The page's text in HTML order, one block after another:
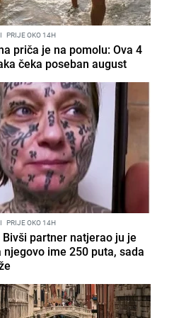
I PRIJE OKO 14H
priča je na pomolu: Ova 4
čeka poseban august
I PRIJE OKO 14H
partner natjerao ju je
ime 250 puta, sada